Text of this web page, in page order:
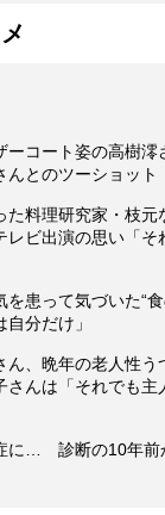
ーコート姿の高樹
んとのツーショット
た料理研究家・枝
レビ出演の思い「そ
を患って気づいた“
分だけ」
ん、晩年の老人性う
んは「それでも主
に… 診断の10年前